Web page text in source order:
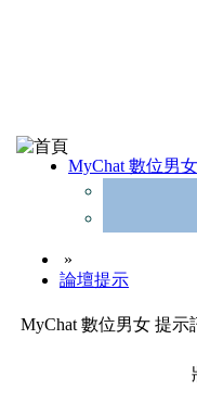
MyChat 數位男女
»
論壇提示
MyChat 數位男女 提示